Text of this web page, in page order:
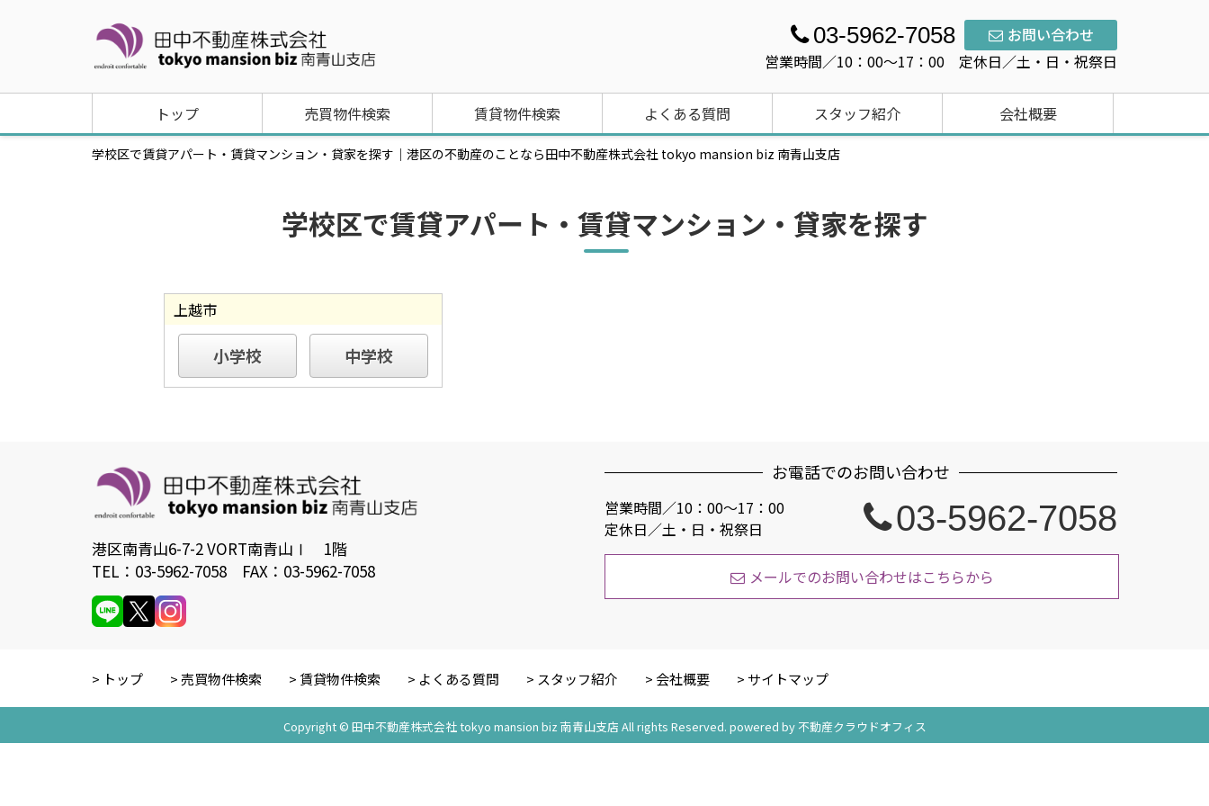
03-5962-7058
お問い合わせ
営業時間／10：00〜17：00 定休日／土・日・祝祭日
トップ 売買物件検索 賃貸物件検索 よくある質問 スタッフ紹介 会社概要
学校区で賃貸アパート・賃貸マンション・貸家を探す｜港区の不動産のことなら田中不動産株式会社 tokyo mansion biz 南青山支店
学校区で賃貸アパート・賃貸マンション・貸家を探す
上越市
小学校 中学校
港区南青山6-7-2 VORT南青山Ⅰ 1階
TEL：03-5962-7058 FAX：03-5962-7058
お電話でのお問い合わせ
営業時間／10：00〜17：00
定休日／土・日・祝祭日
03-5962-7058
メールでのお問い合わせはこちらから
トップ 売買物件検索 賃貸物件検索 よくある質問 スタッフ紹介 会社概要 サイトマップ
Copyright © 田中不動産株式会社 tokyo mansion biz 南青山支店 All rights Reserved. powered by 不動産クラウドオフィス